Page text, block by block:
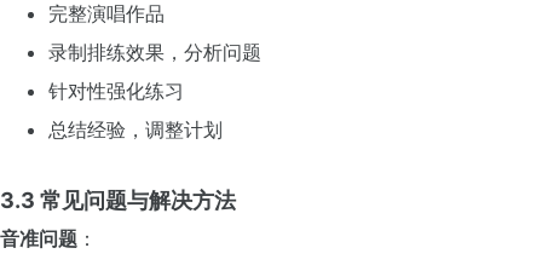
完整演唱作品
录制排练效果，分析问题
针对性强化练习
总结经验，调整计划
3.3 常见问题与解决方法
音准问题 ：